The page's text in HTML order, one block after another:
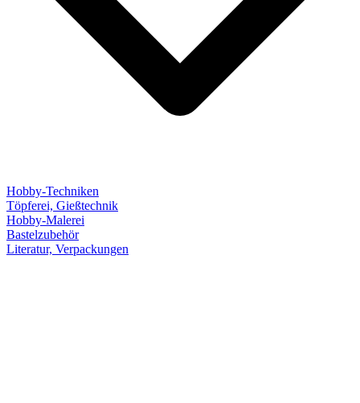
Hobby-Techniken
Töpferei, Gießtechnik
Hobby-Malerei
Bastelzubehör
Literatur, Verpackungen